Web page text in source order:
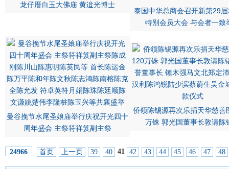
龙仔厝白玉大佛庙 黄迨光博士
泰国中华总商会召开新第29
特别会员大会 与会者一致
曼谷挽节水尾圣娘庙举行庆祝开光四十
周年盛会 主祭符祥笈副主祭
侨领陈锡源再次乐捐天华慈善
万铢 郭光国董事长敦请陈
24966 首页 上一页 39 40 41 42 43 44 45 46 47 48